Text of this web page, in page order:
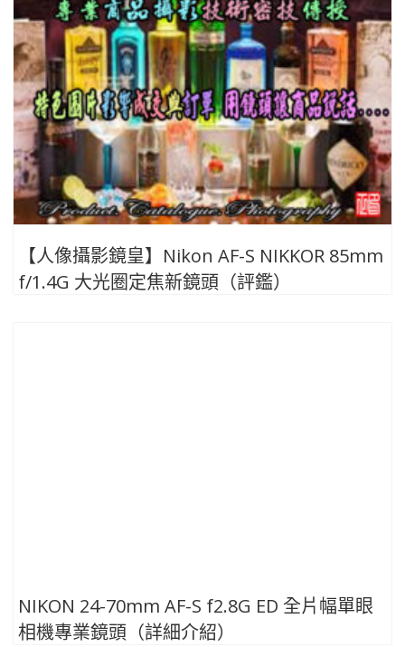
【人像攝影鏡皇】Nikon AF-S NIKKOR 85mm
f/1.4G 大光圈定焦新鏡頭（評鑑）
NIKON 24-70mm AF-S f2.8G ED 全片幅單眼
相機專業鏡頭（詳細介紹）